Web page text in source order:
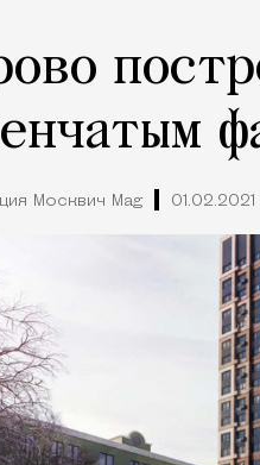
Москвич Mag 01.02.2021